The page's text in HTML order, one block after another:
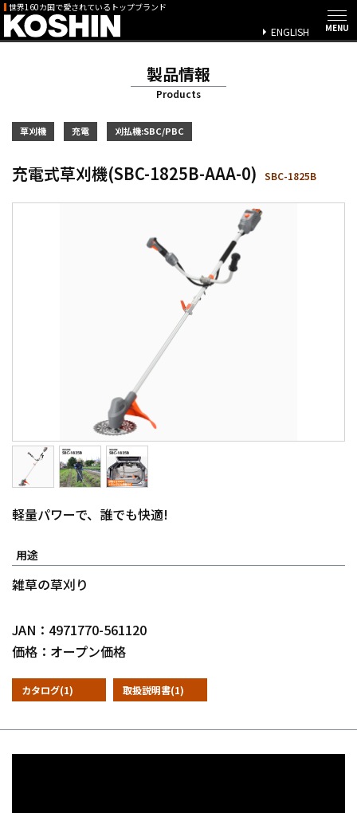
世界160カ国で愛されているトップブランド
ENGLISH
製品情報
Products
草刈機 充電 刈払機:SBC/PBC
充電式草刈機(SBC-1825B-AAA-0) SBC-1825B
軽量パワーで、誰でも快適!
用途
雑草の草刈り
JAN：4971770-561120
価格：オープン価格
カタログ(1) 取扱説明書(1)